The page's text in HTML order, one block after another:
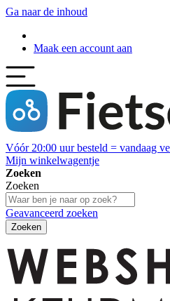
Ga naar de inhoud
Maak een account aan
Vóór 20:00 uur besteld = vandaag
Mijn winkelwagentje
Zoeken
Zoeken
Geavanceerd zoeken
Zoeken